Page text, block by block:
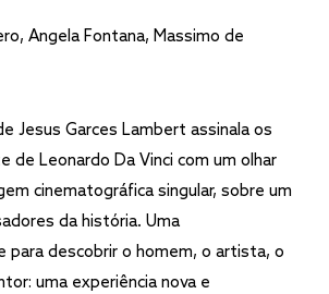
Angela Fontana, Massimo de
Jesus Garces Lambert assinala os
de Leonardo Da Vinci com um olhar
cinematográfica singular, sobre um
da história. Uma
para descobrir o homem, o artista, o
uma experiência nova e